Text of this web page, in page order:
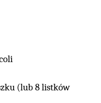
(lub 8 listków